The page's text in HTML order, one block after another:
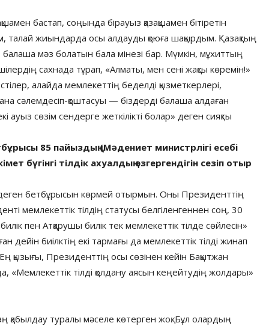
бастап, соңында бірауыз қазақшамен бітіретін
талай жиындарда осы алдауды қоюға шақырдым. Қазақтың
балаша мәз болатын бала мінезі бар. Мүмкін, мұхиттың
сахнада тұрап, «Алматы, мен сені жақсы көремін!»
алайда мемлекеттің беделді қызметкерлері,
сәлемдесіп-қоштасуы — біздерді балаша алдаған
ауыз сөзім сендерге жеткілікті болар» деген сияқты
85 пайыздың (Мәдениет министрлігі есебі
бүгінгі тілдік ахуалдың өзгергендігін сезіп отыр
деген бетбұрысын көрмей отырмын. Оны Президенттің
мемлекеттік тілдің статусы белгіленгеннен соң, 30
пен Атқарушы билік тек мемлекеттік тілде сөйлесін»
дейін биілктің екі тармағы да мемлекеттік тілді жинап
қызығы, Президенттің осы сөзінен кейін Бақытжан
«Мемлекеттік тілді қолдану аясын кеңейтудің жолдары»
қабылдау туралы мәселе көтерген жоқ. Бұл олардың